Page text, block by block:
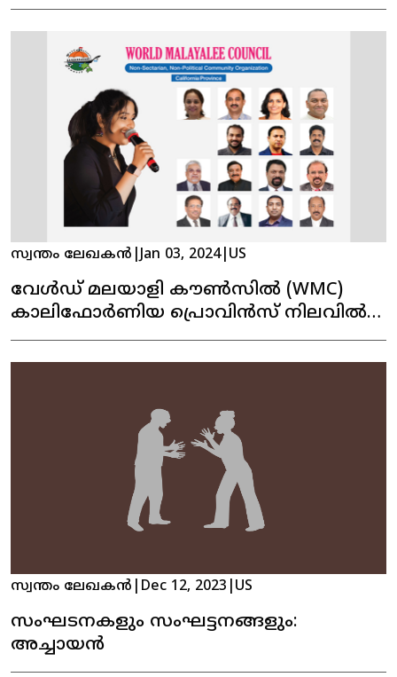
സ്വന്തം ലേഖകൻ |Jan 03, 2024| US
വേൾഡ് മലയാളി കൗൺസിൽ (WMC)
കാലിഫോർണിയ പ്രൊവിൻസ് നിലവിൽ
വന്നു. പ്രശസ്ത പിന്നണി ഗായിക
ഡെൽസി നൈനാൻ ഉത്‌ഘാടനം
സ്വന്തം ലേഖകൻ Dec 12, 2023 US
സംഘടനകളും സംഘട്ടനങ്ങളും:
അച്ചായൻ